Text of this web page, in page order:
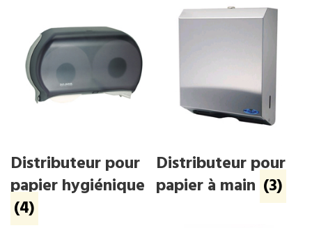
Distributeur pour
papier hygiénique
(4)
Distributeur pour
papier à main (3)